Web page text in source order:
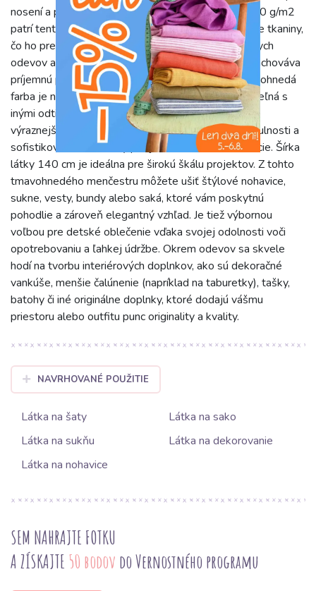
nosení a príjemný pocit na pokožke. S gramážou 280 g/m2
patrí tento menčester medzi stredne ťažké až ťažšie tkaniny,
čo ho predurčuje na výrobu odolných a tvarovo stálych
odevov a doplnkov. Napriek svojej robustnosti si zachováva
príjemnú poddajnosť a ľahko sa s ním pracuje. Tmavohnedá
farba je nadčasová a univerzálna, ľahko kombinovateľná s
inými odtieňmi, či už ide o teplé zemité tóny alebo
výraznejšie farebné akcenty. Vytvára pocit tepla, útulnosti a
sofistikovanosti, ideálny pre jesenné a zimné kolekcie. Šírka
látky 140 cm je ideálna pre širokú škálu projektov. Z tohto
tmavohnedého menčestru môžete ušiť štýlové nohavice,
sukne, vesty, bundy alebo saká, ktoré vám poskytnú
pohodlie a zároveň elegantný vzhľad. Je tiež výbornou
voľbou pre detské oblečenie vďaka svojej odolnosti voči
opotrebovaniu a ľahkej údržbe. Okrem odevov sa skvele
hodí na tvorbu interiérových doplnkov, ako sú dekoračné
vankúše, menšie čalúnenie (napríklad na taburetky), tašky,
batohy či iné originálne doplnky, ktoré dodajú vášmu
priestoru alebo outfitu punc originality a kvality.
NAVRHOVANÉ POUŽITIE
Látka na šaty
Látka na sako
Látka na sukňu
Látka na dekorovanie
Látka na nohavice
SEM NAHRAJTE FOTKU
A ZÍSKAJTE 50 bodov do Vernostného programu